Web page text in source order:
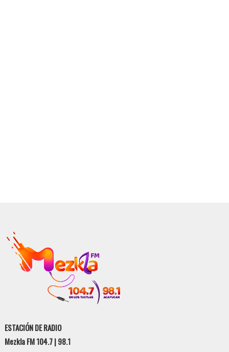
ESTACIÓN DE RADIO
Mezkla FM 104.7 | 98.1